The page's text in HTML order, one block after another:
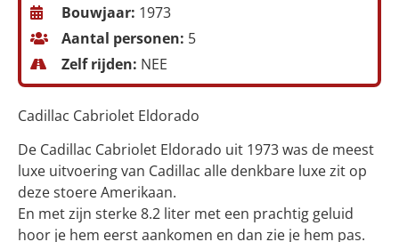
Bouwjaar: 1973
Aantal personen: 5
Zelf rijden: NEE
Cadillac Cabriolet Eldorado
De Cadillac Cabriolet Eldorado uit 1973 was de meest
luxe uitvoering van Cadillac alle denkbare luxe zit op
deze stoere Amerikaan.
En met zijn sterke 8.2 liter met een prachtig geluid
hoor je hem eerst aankomen en dan zie je hem pas.